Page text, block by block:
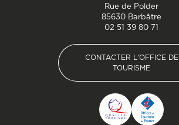
Rue de Polder
85630 Barbâtre
02 51 39 80 71
CONTACTER L'OFFICE DE
TOURISME
CONTACTER L'OFFICE DE
TOURISME